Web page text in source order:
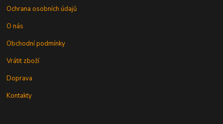
Ochrana osobních údajů
O nás
Obchodní podmínky
Vrátit zboží
Doprava
Kontakty